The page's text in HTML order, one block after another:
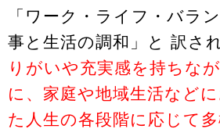
「ワーク・ライフ・バラ
事と生活の調和」と 訳さ
りがいや充実感を持ちな
に、家庭や地域生活など
た人生の各段階に応じて